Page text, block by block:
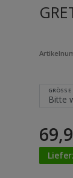
GRÖSSE